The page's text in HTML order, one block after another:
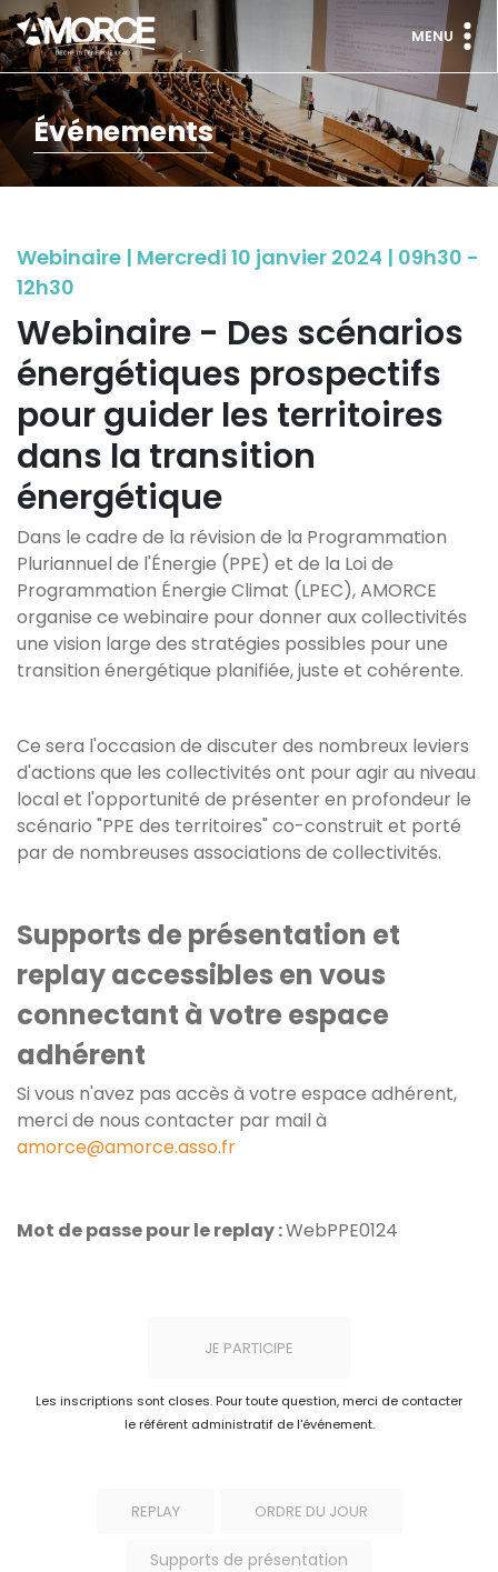
MENU
Événements
Webinaire | Mercredi 10 janvier 2024 | 09h30 -
12h30
Webinaire - Des scénarios
énergétiques prospectifs
pour guider les territoires
dans la transition
énergétique
Dans le cadre de la révision de la Programmation
Pluriannuel de l'Énergie (PPE) et de la Loi de
Programmation Énergie Climat (LPEC), AMORCE
organise ce webinaire pour donner aux collectivités
une vision large des stratégies possibles pour une
transition énergétique planifiée, juste et cohérente.
Ce sera l'occasion de discuter des nombreux leviers
d'actions que les collectivités ont pour agir au niveau
local et l'opportunité de présenter en profondeur le
scénario "PPE des territoires" co-construit et porté
par de nombreuses associations de collectivités.
Supports de présentation et
replay accessibles en vous
connectant à votre espace
adhérent
Si vous n'avez pas accès à votre espace adhérent,
merci de nous contacter par mail à
amorce@amorce.asso.fr
Mot de passe pour le replay :WebPPE0124
JE PARTICIPE
Les inscriptions sont closes. Pour toute question, merci de contacter
le référent administratif de l'événement.
REPLAY ORDRE DU JOUR
Supports de présentation